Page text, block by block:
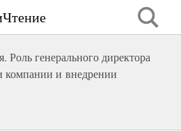
Роль генерального директора
компании и внедрении